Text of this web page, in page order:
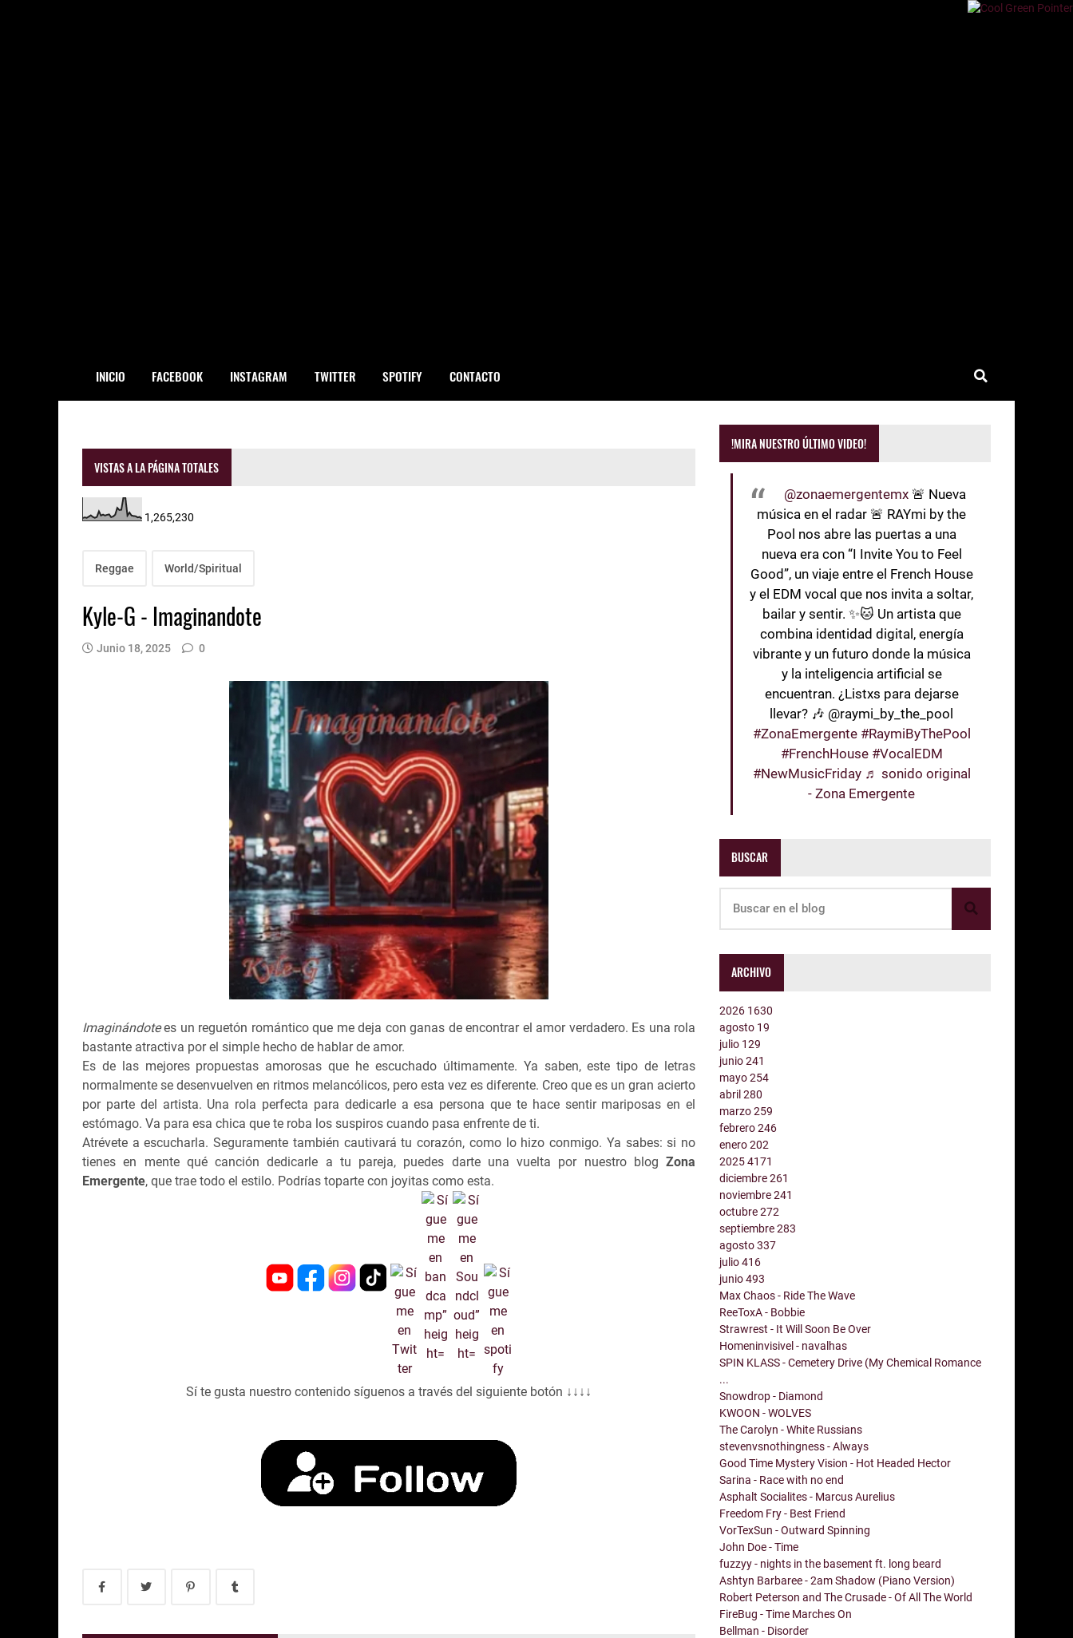
INICIO FACEBOOK INSTAGRAM TWITTER SPOTIFY CONTACTO
VISTAS A LA PÁGINA TOTALES
1,265,230
Reggae World/Spiritual
Kyle-G - Imaginandote
Junio 18, 2025 0
Imaginándotees un reguetón romántico que me deja con ganas de encontrar el amor verdadero. Es una rola
bastante atractiva por el simple hecho de hablar de amor.
Es de las mejores propuestas amorosas que he escuchado últimamente. Ya saben, este tipo de letras
normalmente se desenvuelven en ritmos melancólicos, pero esta vez es diferente. Creo que es un gran acierto
por parte del artista. Una rola perfecta para dedicarle a esa persona que te hace sentir mariposas en el
estómago. Va para esa chica que te roba los suspiros cuando pasa enfrente de ti.
Atrévete a escucharla. Seguramente también cautivará tu corazón, como lo hizo conmigo. Ya sabes: si no
tienes en mente qué canción dedicarle a tu pareja, puedes darte una vuelta por nuestro blog Zona
Emergente, que trae todo el estilo. Podrías toparte con joyitas como esta.
Sí te gusta nuestro contenido síguenos a través del siguiente botón ↓↓↓↓
!MIRA NUESTRO ÚLTIMO VIDEO!
@zonaemergentemx 🚨 Nueva
música en el radar 🚨 RAYmi by the
Pool nos abre las puertas a una
nueva era con “I Invite You to Feel
Good”, un viaje entre el French House
y el EDM vocal que nos invita a soltar,
bailar y sentir. ✨🐱 Un artista que
combina identidad digital, energía
vibrante y un futuro donde la música
y la inteligencia artificial se
encuentran. ¿Listxs para dejarse
llevar? 🎶 @raymi_by_the_pool
#ZonaEmergente #RaymiByThePool
#FrenchHouse #VocalEDM
#NewMusicFriday ♬ sonido original
- Zona Emergente
BUSCAR
ARCHIVO
2026 1630
agosto 19
julio 129
junio241
mayo254
abril280
marzo259
febrero246
enero202
20254171
diciembre261
noviembre241
octubre272
septiembre283
agosto337
julio416
junio493
Max Chaos - Ride The Wave
ReeToxA - Bobbie
Strawrest - It Will Soon Be Over
Homeninvisivel - navalhas
SPIN KLASS - Cemetery Drive (My Chemical Romance
...
Snowdrop - Diamond
KWOON - WOLVES
The Carolyn - White Russians
stevenvsnothingness - Always
Good Time Mystery Vision - Hot Headed Hector
Sarina - Race with no end
Asphalt Socialites - Marcus Aurelius
Freedom Fry - Best Friend
VorTexSun - Outward Spinning
John Doe - Time
fuzzyy - nights in the basement ft. long beard
Ashtyn Barbaree - 2am Shadow (Piano Version)
Robert Peterson and The Crusade - Of All The World
FireBug - Time Marches On
Bellman - Disorder